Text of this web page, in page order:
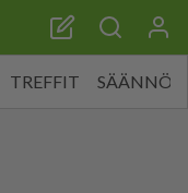
TREFFIT SÄÄNNÖT